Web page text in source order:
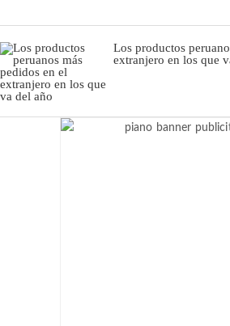
Los productos
extranjero en los que